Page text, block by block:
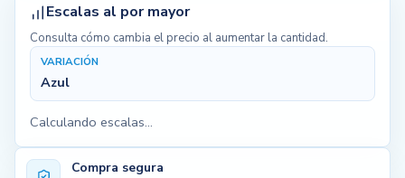
Compra segura
Escalas al por mayor
Consulta cómo cambia el precio al aumentar la cantidad.
VARIACIÓN
Azul
Calculando escalas...